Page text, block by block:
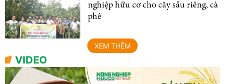
nghiệp hữu cơ cho cây sầu riêng, cà
phê
XEM THÊM
VIDEO